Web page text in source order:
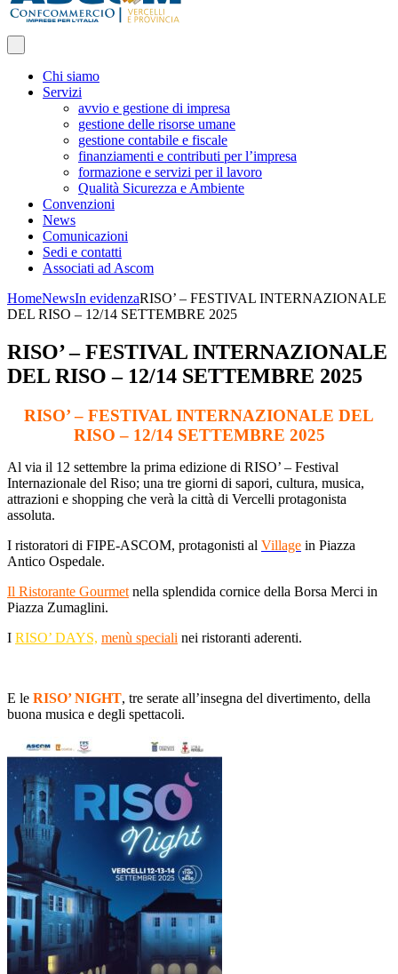
Chi siamo
Servizi
avvio e gestione di impresa
gestione delle risorse umane
gestione contabile e fiscale
finanziamenti e contributi per l’impresa
formazione e servizi per il lavoro
Qualità Sicurezza e Ambiente
Convenzioni
News
Comunicazioni
Sedi e contatti
Associati ad Ascom
HomeNewsIn evidenzaRISO’ – FESTIVAL INTERNAZIONALE
DEL RISO – 12/14 SETTEMBRE 2025
RISO’ – FESTIVAL INTERNAZIONALE
DEL RISO – 12/14 SETTEMBRE 2025
RISO’ – FESTIVAL INTERNAZIONALE DEL
RISO – 12/14 SETTEMBRE 2025
Al via il 12 settembre la prima edizione di RISO’ – Festival
Internazionale del Riso; una tre giorni di sapori, cultura, musica,
attrazioni e shopping che verà la città di Vercelli protagonista
assoluta.
I ristoratori di FIPE-ASCOM, protagonisti al Village in Piazza
Antico Ospedale.
Il Ristorante Gourmet nella splendida cornice della Borsa Merci in
Piazza Zumaglini.
I RISO’ DAYS, menù speciali nei ristoranti aderenti.
E le RISO’ NIGHT, tre serate all’insegna del divertimento, della
buona musica e degli spettacoli.